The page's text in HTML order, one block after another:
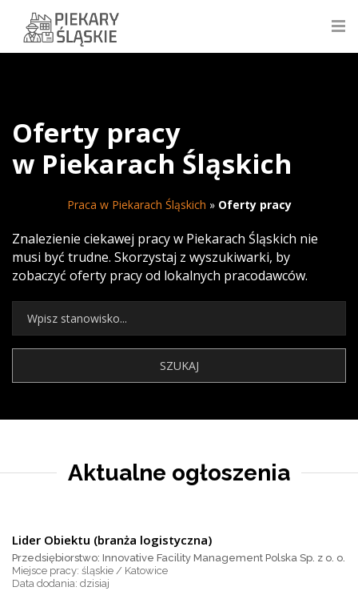
Oferty pracy
w Piekarach Śląskich
Praca w Piekarach Śląskich » Oferty pracy
Znalezienie ciekawej pracy w Piekarach Śląskich nie
musi być trudne. Skorzystaj z wyszukiwarki, by
zobaczyć oferty pracy od lokalnych pracodawców.
Aktualne ogłoszenia
Lider Obiektu (branża logistyczna)
Przedsiębiorstwo: Innovative Facility Management Polska Sp. z o. o.
Miejsce pracy: śląskie / Katowice
dzisiaj